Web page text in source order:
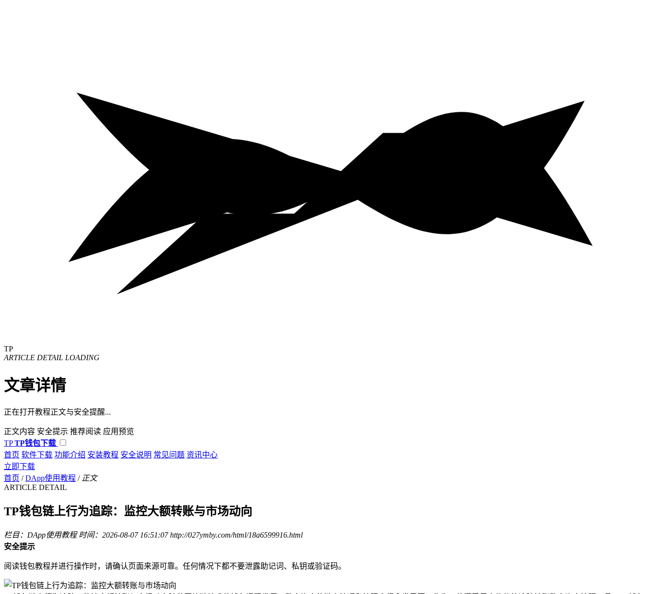
TP
ARTICLE DETAIL LOADING
文章详情
正在打开教程正文与安全提醒...
正文内容 安全提示 推荐阅读 应用预览
TP TP钱包下载
首页 软件下载 功能介绍 安装教程 安全说明 常见问题 资讯中心
立即下载
首页 / DApp使用教程 / 正文
ARTICLE DETAIL
TP钱包链上行为追踪：监控大额转账与市场动向
栏目：DApp使用教程 时间：2026-08-07 16:51:07 http://027ymby.com/html/18a6599916.html
安全提示
阅读钱包教程并进行操作时，请确认页面来源可靠。任何情况下都不要泄露助记词、私钥或验证码。